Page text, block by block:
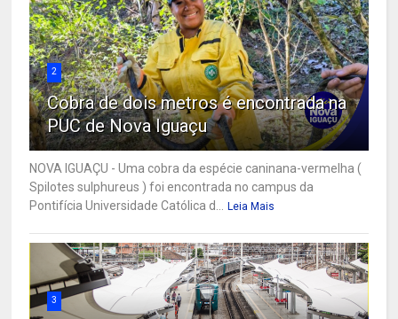
2
Cobra de dois metros é encontrada na
PUC de Nova Iguaçu
NOVA IGUAÇU - Uma cobra da espécie caninana-vermelha (
Spilotes sulphureus ) foi encontrada no campus da
Pontifícia Universidade Católica d...
Leia Mais
3